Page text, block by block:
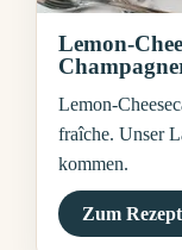
Lemon-
Lemon-
fraîche. Unser
kommen.
Zum Rezept